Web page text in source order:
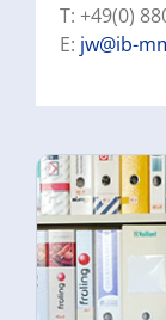
T: +49(0)
E: jw@ib-